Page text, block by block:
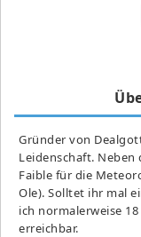
Gründer von
Leidenschaft. Neben
Fai­ble für die
Ole). Solltet ihr mal
ich normalerweise
erreichbar.